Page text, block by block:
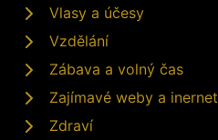
Vlasy a účesy
Vzdělání
Zábava a volný čas
Zajímavé weby a inernet
Zdraví